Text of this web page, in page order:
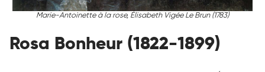
Marie-Antoinette à la rose, Élisabeth Vigée Le Brun (1783)
Rosa Bonheur (1822-1899)